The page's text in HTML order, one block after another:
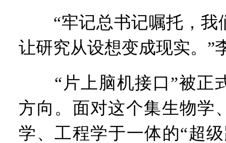
“牢记总书记嘱托，我
让研究从设想变成现实。”
“片上脑机接口”被正
方向。面对这个集生物学
学、工程学于一体的“超